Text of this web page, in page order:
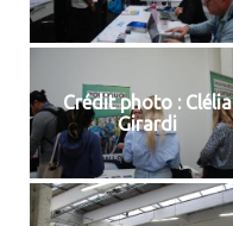
Crédit photo : Clélia
Girardi